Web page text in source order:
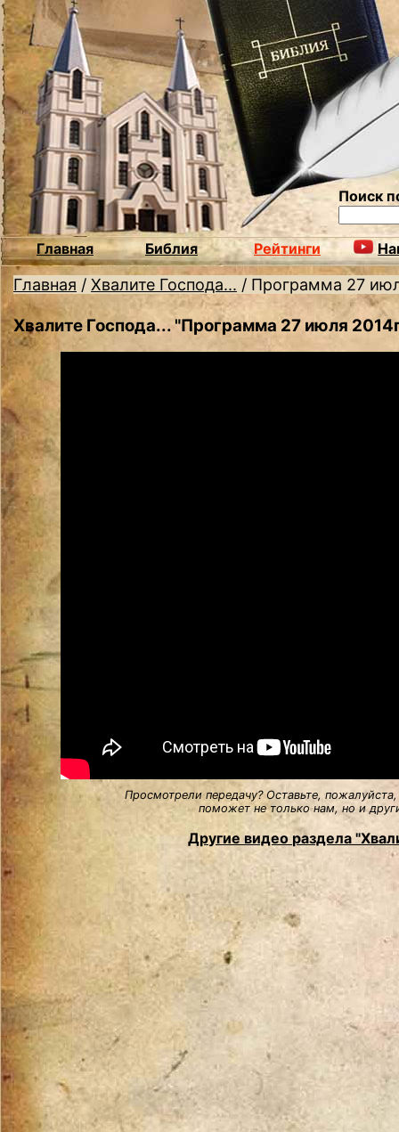
Поиск
Главная Библия Рейтинги
Главная / Хвалите Господа... / Программа 27
Хвалите Господа... "Программа 27 июля
Просмотрели передачу? Оставьте,
поможет не только нам, но и
Другие видео раздела